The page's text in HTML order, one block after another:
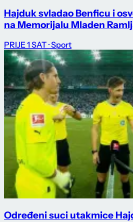
Hajduk svladao Benficu i
na Memorijalu Mladen
PRIJE 1 SAT · Sport
Određeni suci utakmice